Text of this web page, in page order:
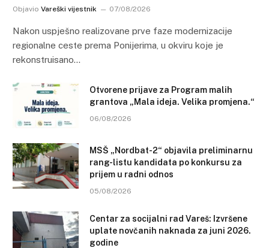
Objavio Vareški vijestnik 07/08/2026
Nakon uspješno realizovane prve faze modernizacije
regionalne ceste prema Ponijerima, u okviru koje je
rekonstruisano…
Otvorene prijave za Program malih
grantova „Mala ideja. Velika promjena.“
06/08/2026
MSŠ „Nordbat-2“ objavila preliminarnu
rang-listu kandidata po konkursu za
prijem u radni odnos
05/08/2026
Centar za socijalni rad Vareš: Izvršene
uplate novčanih naknada za juni 2026.
godine